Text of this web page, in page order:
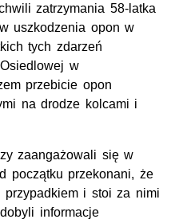
zatrzymania 58-latka
uszkodzenia opon w
tych zdarzeń
w
przebicie opon
na drodze kolcami i
zaangażowali się w
początku przekonani, że
i stoi za nimi
informacje